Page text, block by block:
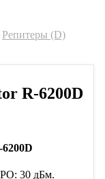
Репитеры (D)
R-6200D
30 дБм.